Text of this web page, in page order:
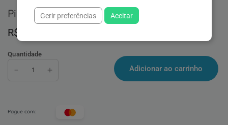
Pingente de Água Marinha
R$ 39,90
Quantidade
Adicionar ao carrinho
Pague com:
Gerir preferências Aceitar